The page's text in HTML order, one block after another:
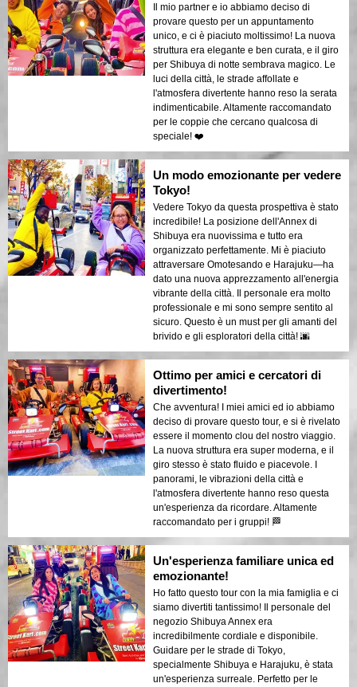
Il mio partner e io abbiamo deciso di
provare questo per un appuntamento
unico, e ci è piaciuto moltissimo! La nuova
struttura era elegante e ben curata, e il giro
per Shibuya di notte sembrava magico. Le
luci della città, le strade affollate e
l'atmosfera divertente hanno reso la serata
indimenticabile. Altamente raccomandato
per le coppie che cercano qualcosa di
speciale! ❤️
Un modo emozionante per vedere
Tokyo!
Vedere Tokyo da questa prospettiva è stato
incredibile! La posizione dell'Annex di
Shibuya era nuovissima e tutto era
organizzato perfettamente. Mi è piaciuto
attraversare Omotesando e Harajuku—ha
dato una nuova apprezzamento all'energia
vibrante della città. Il personale era molto
professionale e mi sono sempre sentito al
sicuro. Questo è un must per gli amanti del
brivido e gli esploratori della città! 🌆
Ottimo per amici e cercatori di
divertimento!
Che avventura! I miei amici ed io abbiamo
deciso di provare questo tour, e si è rivelato
essere il momento clou del nostro viaggio.
La nuova struttura era super moderna, e il
giro stesso è stato fluido e piacevole. I
panorami, le vibrazioni della città e
l'atmosfera divertente hanno reso questa
un'esperienza da ricordare. Altamente
raccomandato per i gruppi! 🏁
Un'esperienza familiare unica ed
emozionante!
Ho fatto questo tour con la mia famiglia e ci
siamo divertiti tantissimo! Il personale del
negozio Shibuya Annex era
incredibilmente cordiale e disponibile.
Guidare per le strade di Tokyo,
specialmente Shibuya e Harajuku, è stata
un'esperienza surreale. Perfetto per le